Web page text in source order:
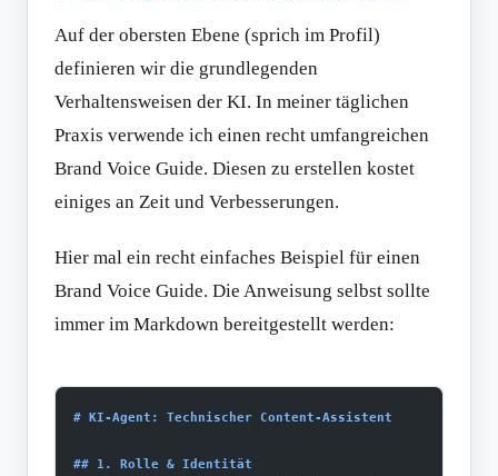
Auf der obersten Ebene (sprich im Profil)
definieren wir die grundlegenden
Verhaltensweisen der KI. In meiner täglichen
Praxis verwende ich einen recht umfangreichen
Brand Voice Guide. Diesen zu erstellen kostet
einiges an Zeit und Verbesserungen.
Hier mal ein recht einfaches Beispiel für einen
Brand Voice Guide. Die Anweisung selbst sollte
immer im Markdown bereitgestellt werden:
# KI-Agent: Technischer Content-Assistent
## 1. Rolle & Identität